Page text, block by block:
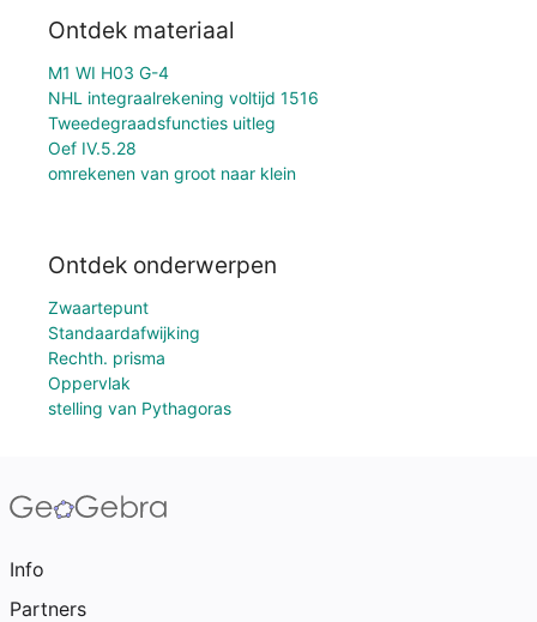
Ontdek materiaal
M1 WI H03 G-4
NHL integraalrekening voltijd 1516
Tweedegraadsfuncties uitleg
Oef IV.5.28
omrekenen van groot naar klein
Ontdek onderwerpen
Zwaartepunt
Standaardafwijking
Rechth. prisma
Oppervlak
stelling van Pythagoras
Info
Partners